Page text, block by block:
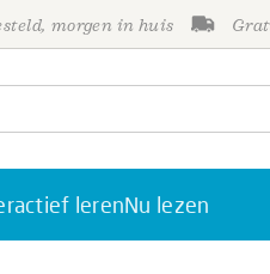
morgen in huis
lerenNu lezen